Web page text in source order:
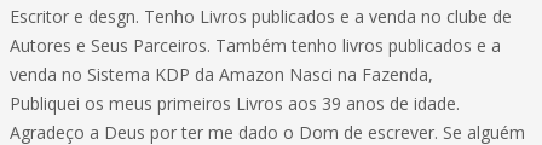
Escritor e desgn. Tenho Livros publicados e a venda no clube de
Autores e Seus Parceiros. Também tenho livros publicados e a
venda no Sistema KDP da Amazon Nasci na Fazenda,
Publiquei os meus primeiros Livros aos 39 anos de idade.
Agradeço a Deus por ter me dado o Dom de escrever. Se alguém